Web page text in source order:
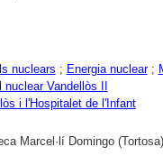
nuclears ; Energia nuclear;
nuclear Vandellòs II
i l'Hospitalet de l'Infant
Marcel·lí Domingo (Tortosa)